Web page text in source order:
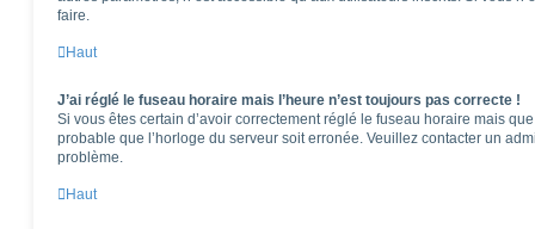
faire.
Haut
J’ai réglé le fuseau horaire mais l’heure n’est toujours pas correcte !
Si vous êtes certain d’avoir correctement réglé le fuseau horaire mais
probable que l’horloge du serveur soit erronée. Veuillez contacter un
problème.
Haut